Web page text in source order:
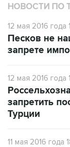
НОВОСТИ ПО
12 мая 2016 года
Песков не
запрете
12 мая 2016 года
запретить
Турции
11 мая 2016 года